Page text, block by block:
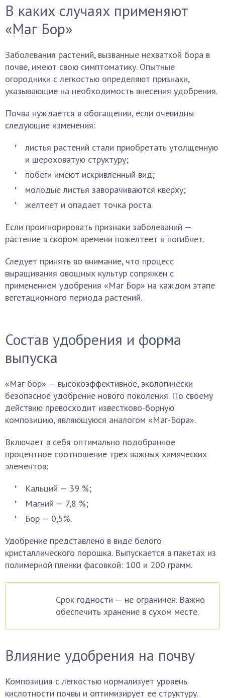
В каких случаях применяют
«Маг Бор»
Заболевания растений, вызванные нехваткой бора в
почве, имеют свою симптоматику. Опытные
огородники с легкостью определяют признаки,
указывающие на необходимость внесения удобрения.
Почва нуждается в обогащении, если очевидны
следующие изменения:
листья растений стали приобретать утолщенную
и шероховатую структуру;
побеги имеют искривленный вид;
молодые листья заворачиваются кверху;
желтеет и опадает точка роста.
Если проигнорировать признаки заболеваний —
растение в скором времени пожелтеет и погибнет.
Следует принять во внимание, что процесс
выращивания овощных культур сопряжен с
применением удобрения «Маг Бор» на каждом этапе
вегетационного периода растений.
Состав удобрения и форма
выпуска
«Маг бор» — высокоэффективное, экологически
безопасное удобрение нового поколения. По своему
действию превосходит известково-борную
композицию, являющуюся аналогом «Маг-Бора».
Включает в себя оптимально подобранное
процентное соотношение трех важных химических
элементов:
Кальций — 39 %;
Магний — 7,8 %;
Бор — 0,5%.
Удобрение представлено в виде белого
кристаллического порошка. Выпускается в пакетах из
полимерной пленки фасовкой: 100 и 200 грамм.
Срок годности — не ограничен. Важно
обеспечить хранение в сухом месте.
Влияние удобрения на почву
Композиция с легкостью нормализует уровень
кислотности почвы и оптимизирует ее структуру.